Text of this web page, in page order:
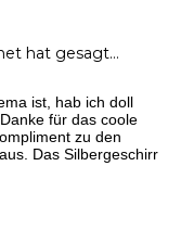
hat gesagt…
ist, hab ich doll
für das coole
zu den
Das Silbergeschirr